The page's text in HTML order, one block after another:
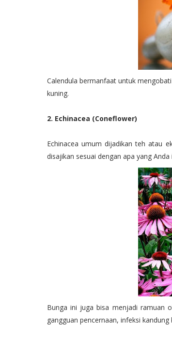
Calendula bermanfaat untuk
kuning.
2. Echinacea (Coneflower)
Echinacea umum dijadikan teh atau
disajikan sesuai dengan apa yang Anda
Bunga ini juga bisa menjadi ramuan
gangguan pencernaan, infeksi